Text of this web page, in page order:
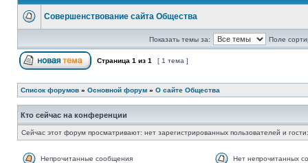
Совершенствование сайта Общества
Показать темы за: Поле
Страница 1 из 1 [ 1 тема ]
Список форумов » Основной форум » О сайте Общества
Кто сейчас на конференции
Сейчас этот форум просматривают: нет зарегистрированных пользователей и
Непрочитанные сообщения Нет непрочитанных